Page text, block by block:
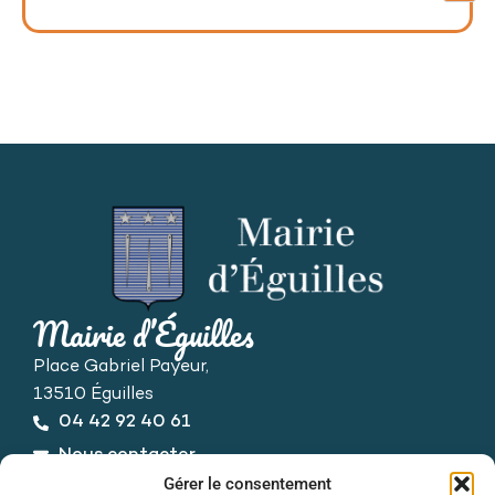
Gérer le consentement
Mairie d’Éguilles
Place Gabriel Payeur,
13510 Éguilles
04 42 92 40 61
Nous contacter